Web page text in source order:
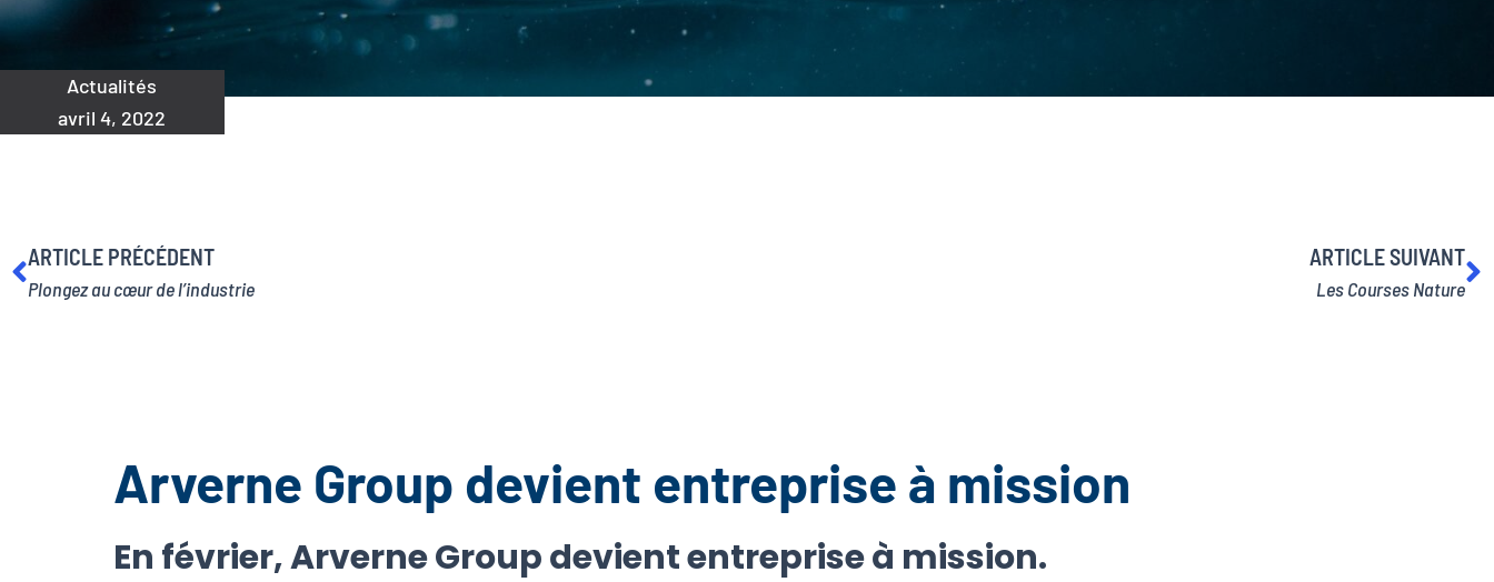
Actualités
avril 4, 2022
Précédent
ARTICLE PRÉCÉDENT
Plongez au cœur de l’industrie
ARTICLE SUIVANT
Les Courses Nature
Arverne Group devient entreprise à mission
En février, Arverne Group devient entreprise à mission.